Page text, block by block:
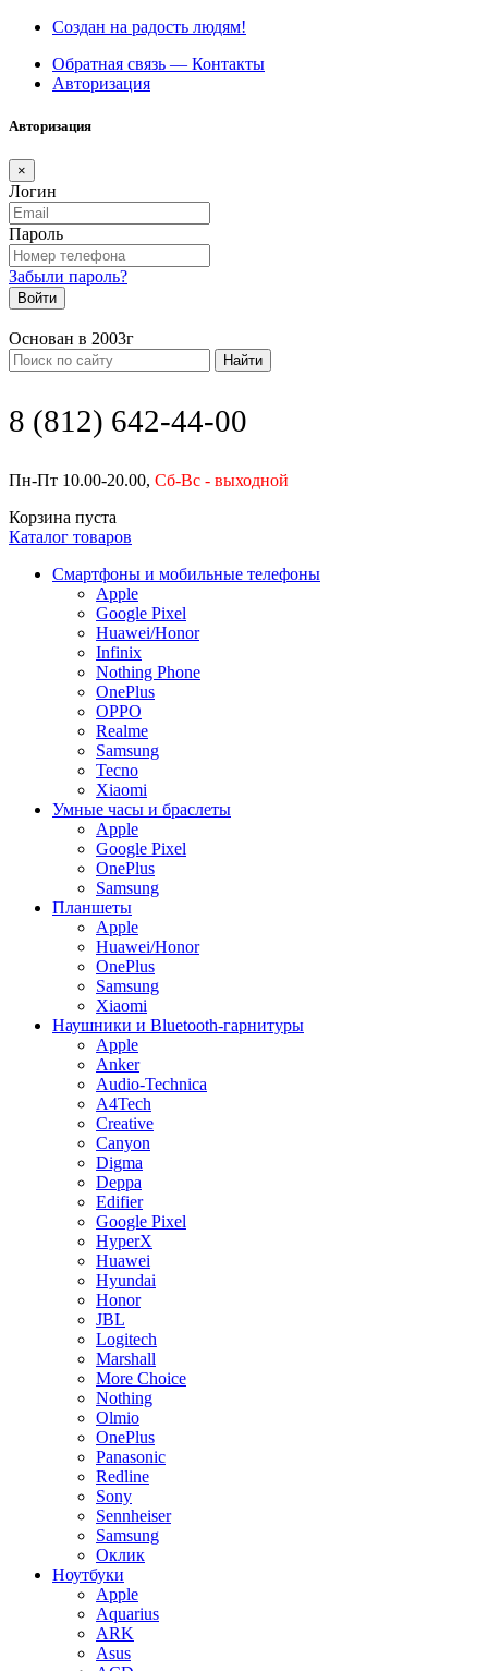
Создан на радость людям!
Обратная связь — Контакты
Авторизация
Авторизация
×
Логин
Пароль
Забыли пароль?
Войти
Основан в 2003г
Найти
8 (812) 642-44-00
Пн-Пт 10.00-20.00, Сб-Вс - выходной
Корзина пуста
Каталог товаров
Смартфоны и мобильные телефоны
Apple
Google Pixel
Huawei/Honor
Infinix
Nothing Phone
OnePlus
OPPO
Realme
Samsung
Tecno
Xiaomi
Умные часы и браслеты
Apple
Google Pixel
OnePlus
Samsung
Планшеты
Apple
Huawei/Honor
OnePlus
Samsung
Xiaomi
Наушники и Bluetooth-гарнитуры
Apple
Anker
Audio-Technica
A4Tech
Creative
Canyon
Digma
Deppa
Edifier
Google Pixel
HyperX
Huawei
Hyundai
Honor
JBL
Logitech
Marshall
More Choice
Nothing
Olmio
OnePlus
Panasonic
Redline
Sony
Sennheiser
Samsung
Оклик
Ноутбуки
Apple
Aquarius
ARK
Asus